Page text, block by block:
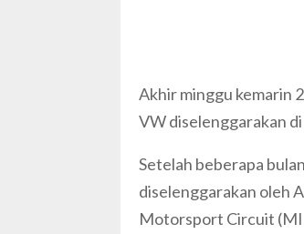
Akhir minggu kemarin
VW diselenggarakan
Setelah beberapa
diselenggarakan oleh
Motorsport Circuit